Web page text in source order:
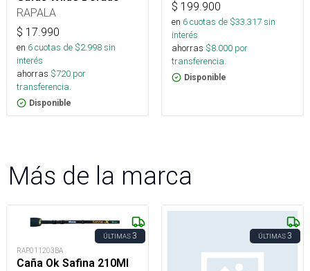
RAPALA
$ 17.990
en 6cuotas de $2.998sin
interés
ahorras $720 por
transferencia.
Disponible
$ 199.900
en 6cuotas de $33.317sin
interés
ahorras $8.000 por
transferencia.
Disponible
Más de la marca
ÚLTIMAS3
RAP011203BA
Caña Ok Safina 210Ml
ÚLTIMAS3